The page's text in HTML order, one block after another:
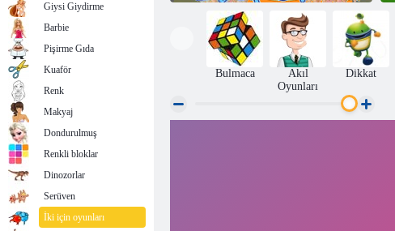
Bulmaca
Akıl
Oyunları
Dikkat
Giysi Giydirme
Barbie
Pişirme Gıda
Kuaför
Renk
Makyaj
Dondurulmuş
Renkli bloklar
Dinozorlar
Serüven
İki için oyunları